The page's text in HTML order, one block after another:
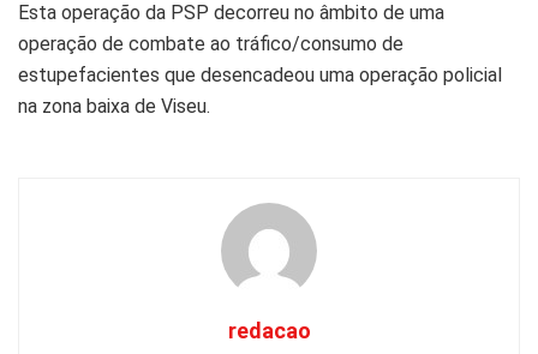
Esta operação da PSP decorreu no âmbito de uma
operação de combate ao tráfico/consumo de
estupefacientes que desencadeou uma operação policial
na zona baixa de Viseu.
redacao